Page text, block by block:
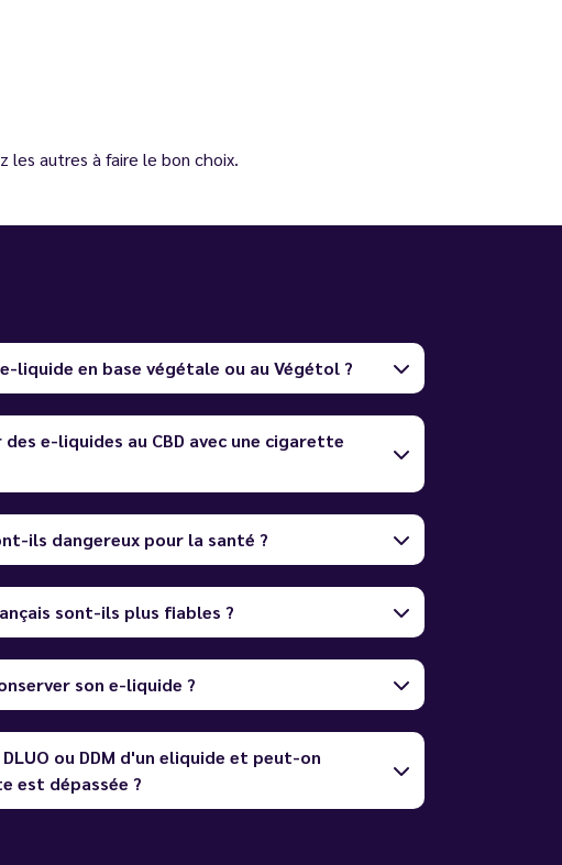
les autres à faire le bon choix.
e-liquide en base végétale ou au Végétol ?
e-liquides au CBD avec une cigarette
ils dangereux pour la santé ?
sont-ils plus fiables ?
son e-liquide ?
ou DDM d'un eliquide et peut-on
est dépassée ?